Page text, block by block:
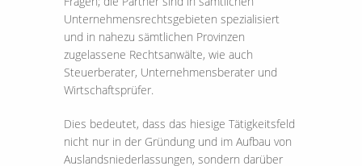
Unternehmensrechtsgebieten spezialisiert
und in nahezu sämtlichen Provinzen
zugelassene Rechtsanwälte, wie auch
Steuerberater, Unternehmensberater und
Wirtschaftsprüfer.
Dies bedeutet, dass das hiesige Tätigkeitsfeld
nicht nur in der Gründung und im Aufbau von
Auslandsniederlassungen, sondern darüber